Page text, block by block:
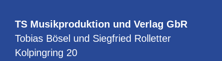
TS Musikproduktion und Verlag GbR
Tobias Bösel und Siegfried Rolletter
Kolpingring 20